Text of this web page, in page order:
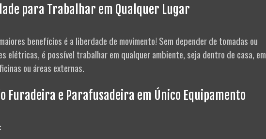
para Trabalhar em Qualquer Lugar
benefícios é a liberdade de movimento! Sem depender de tomadas ou
elétricas, é possível trabalhar em qualquer ambiente, seja dentro de casa, em
ou áreas externas.
Furadeira e Parafusadeira em Único Equipamento